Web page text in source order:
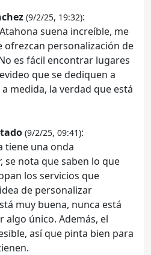
(9/2/25, 19:32):
suena increíble, me
ofrezcan personalización de
es fácil encontrar lugares
que se dediquen a
medida, la verdad que está
(9/2/25, 09:41):
tiene una onda
se nota que saben lo que
los servicios que
de personalizar
muy buena, nunca está
algo único. Además, el
así que pinta bien para